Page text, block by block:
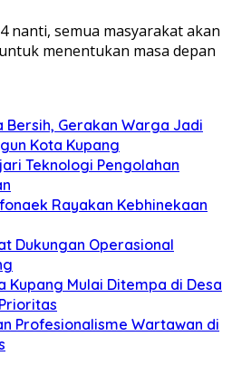
nanti, semua masyarakat akan
menentukan masa depan
Bersih, Gerakan Warga Jadi
Kota Kupang
Teknologi Pengolahan
Rayakan Kebhinekaan
Dukungan Operasional
Kupang Mulai Ditempa di Desa
Profesionalisme Wartawan di